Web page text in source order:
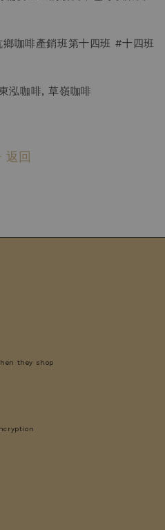
咖啡產銷班第十四班 #十四班
泓咖啡, 草嶺咖啡
返回
they shop